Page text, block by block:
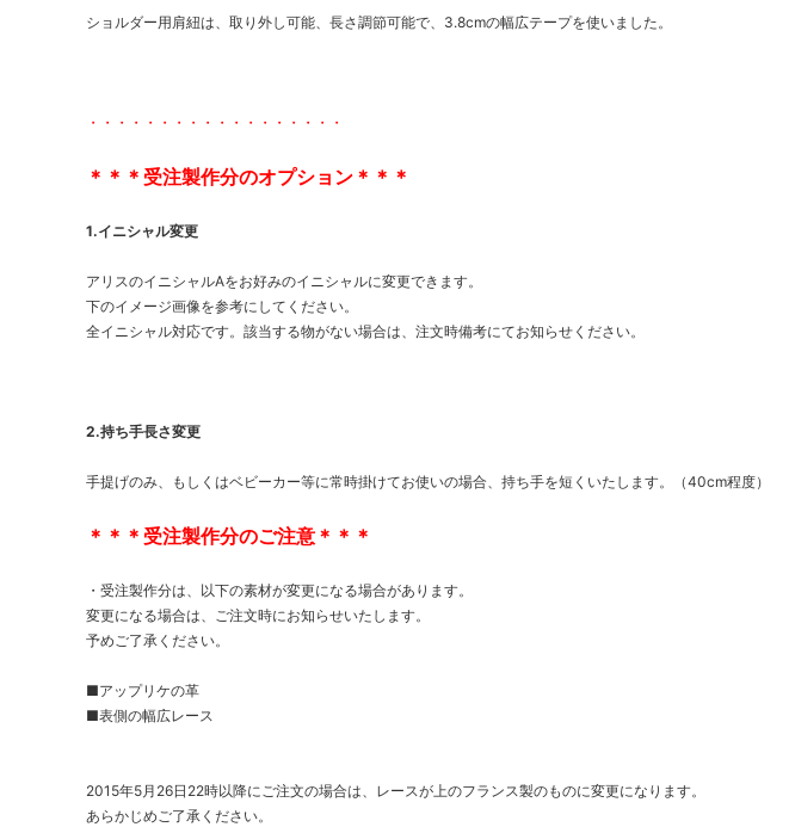
ショルダー用肩紐は、取り外し可能、長さ調節可能で、3.8cmの幅広テープを使いました。
・・・・・・・・・・・・・・・・・・
＊＊＊受注製作分のオプション＊＊＊
1.イニシャル変更
アリスのイニシャルAをお好みのイニシャルに変更できます。
下のイメージ画像を参考にしてください。
全イニシャル対応です。該当する物がない場合は、注文時備考にてお知らせください。
2.持ち手長さ変更
手提げのみ、もしくはベビーカー等に常時掛けてお使いの場合、持ち手を短くいたします。（40cm程度）
＊＊＊受注製作分のご注意＊＊＊
・受注製作分は、以下の素材が変更になる場合があります。
変更になる場合は、ご注文時にお知らせいたします。
予めご了承ください。
■アップリケの革
■表側の幅広レース
2015年5月26日22時以降にご注文の場合は、レースが上のフランス製のものに変更になります。
あらかじめご了承ください。